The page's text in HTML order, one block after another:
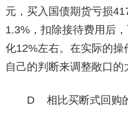
元，买入国债期货亏损
1.3%，扣除接待费用后
化12%左右。在实际的
自己的判断来调整敞口的
D 相比买断式回购